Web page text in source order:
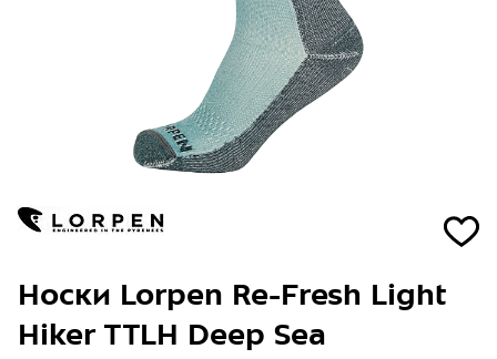
Носки Lorpen Re-Fresh Light
Hiker TTLH Deep Sea